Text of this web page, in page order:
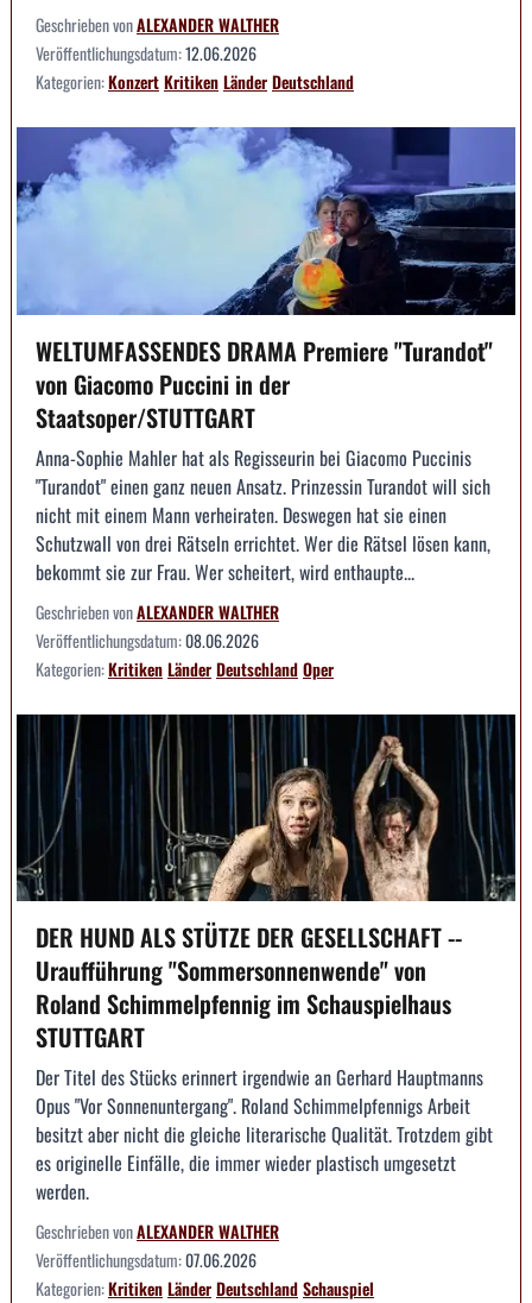
Geschrieben vonALEXANDER WALTHER
Veröffentlichungsdatum:12.06.2026
Kategorien:KonzertKritikenLänderDeutschland
WELTUMFASSENDES DRAMA Premiere "Turandot"
von Giacomo Puccini in der
Staatsoper/STUTTGART
Anna-Sophie Mahler hat als Regisseurin bei Giacomo Puccinis
"Turandot" einen ganz neuen Ansatz. Prinzessin Turandot will sich
nicht mit einem Mann verheiraten. Deswegen hat sie einen
Schutzwall von drei Rätseln errichtet. Wer die Rätsel lösen kann,
bekommt sie zur Frau. Wer scheitert, wird enthaupte...
Geschrieben vonALEXANDER WALTHER
Veröffentlichungsdatum:08.06.2026
Kategorien:KritikenLänderDeutschlandOper
DER HUND ALS STÜTZE DER GESELLSCHAFT --
Uraufführung "Sommersonnenwende" von
Roland Schimmelpfennig im Schauspielhaus
STUTTGART
Der Titel des Stücks erinnert irgendwie an Gerhard Hauptmanns
Opus "Vor Sonnenuntergang". Roland Schimmelpfennigs Arbeit
besitzt aber nicht die gleiche literarische Qualität. Trotzdem gibt
es originelle Einfälle, die immer wieder plastisch umgesetzt
werden.
Geschrieben vonALEXANDER WALTHER
Veröffentlichungsdatum:07.06.2026
Kategorien:KritikenLänderDeutschlandSchauspiel